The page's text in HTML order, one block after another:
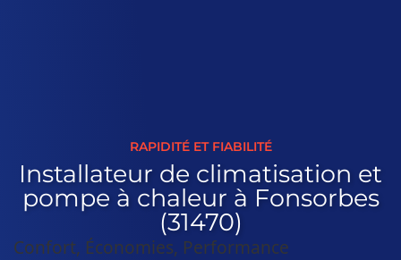
RAPIDITÉ ET FIABILITÉ
Installateur de climatisation et
pompe à chaleur à Fonsorbes
(31470)
Confort, Économies, Performance